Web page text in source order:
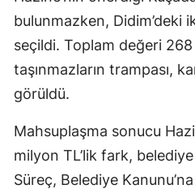
bulunmazken, Didim’deki
seçildi. Toplam değeri 268
taşınmazların trampası,
görüldü.
Mahsuplaşma sonucu
milyon TL’lik fark,
Süreç, Belediye